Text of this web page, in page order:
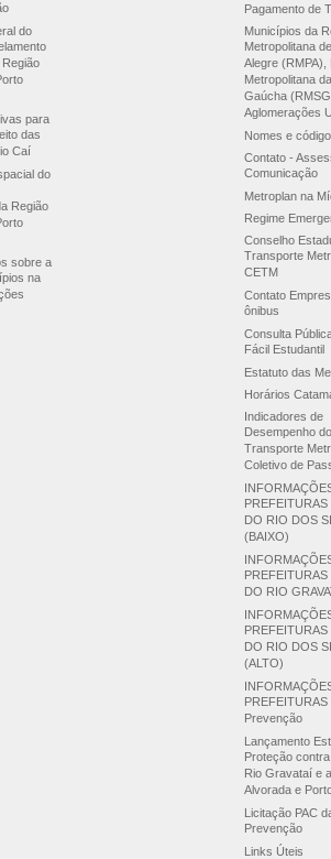
do
para
das
Caí
do
Região
sobre a
na
Pagamento de
Municípios da
Metropolitana
Alegre (RMPA),
Metropolitana
Gaúcha
Aglomerações
Nomes e
Contato -
Comunicação
Metroplan na
Regime
Conselho
Transporte
CETM
Contato
ônibus
Consulta
Fácil Estudantil
Estatuto das
Horários
Indicadores de
Desempenho
Transporte
Coletivo de
PREFEITURAS
DO RIO DOS
(BAIXO)
PREFEITURAS
DO RIO
PREFEITURAS
DO RIO DOS
(ALTO)
PREFEITURAS
Prevenção
Lançamento
Proteção
Rio Gravataí e
Alvorada e
Licitação PAC
Prevenção
Links Úteis